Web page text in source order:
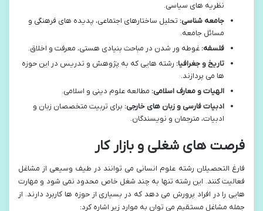
نظریه های سیاسی.
جامعه شناسی: تحلیل ساختارهای اجتماعی، پدیده های فرهنگی و
مسائل جامعه.
فلسفه: غوطه ور شدن در مباحث بنیادی هستی، معرفت و اخلاق.
تاریخ و جغرافیا: رشته هایی که به پژوهش و تدریس در این حوزه
ها می پردازند.
الهیات و معارف اسلامی: مطالعه علوم دینی و اسلامی.
ادبیات فارسی و زبان های خارجی: برای تربیت متخصصان زبان و
ادبیات، مترجمان و نویسندگان.
فرصت های شغلی و بازار کار
فارغ التحصیلان رشته علوم انسانی می توانند در طیف وسیعی از مشاغل
فعالیت کنند. این رشته تنها به چند شغل خاص محدود نمی شود و مهارت
هایی را در افراد پرورش می دهد که در بسیاری از حوزه ها کاربرد دارند. از
جمله مشاغل مستقیم می توان به موارد زیر اشاره کرد: